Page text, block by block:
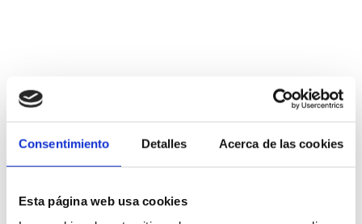
Consentimiento Detalles Acerca de las cookies
Esta página web usa cookies
Más información